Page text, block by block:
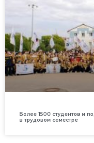
Более 1500 студентов и
в трудовом семестре